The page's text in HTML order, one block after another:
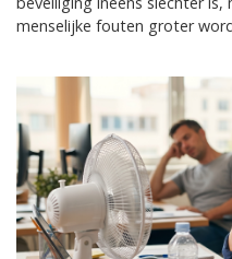
menselijke fouten groter